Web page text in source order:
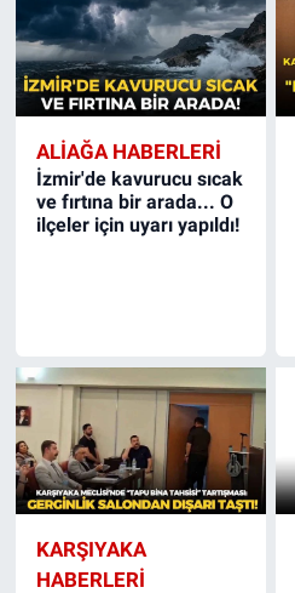
ALIAĞA HABERLERI
İzmir'de kavurucu sıcak
ve fırtına bir arada... O
ilçeler için uyarı yapıldı!
KARŞIYAKA
HABERLERI